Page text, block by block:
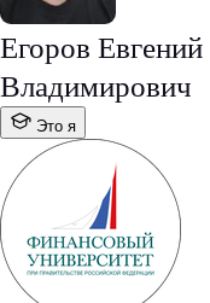
Егоров Евгений
Владимирович
Это я